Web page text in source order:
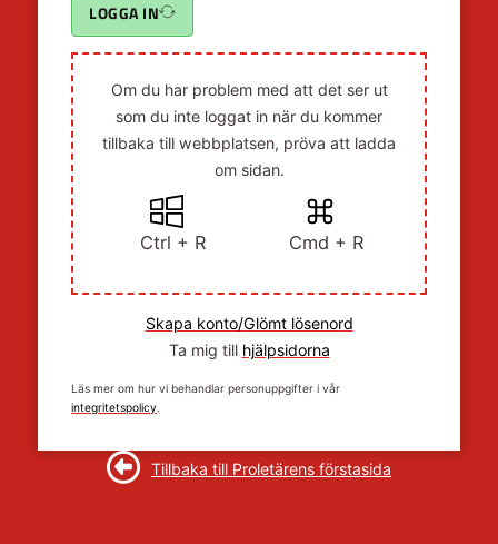
LOGGA IN
Om du har problem med att det ser ut
som du inte loggat in när du kommer
tillbaka till webbplatsen, pröva att ladda
om sidan.
Ctrl + R Cmd + R
Skapa konto/Glömt lösenord
Ta mig till hjälpsidorna
Läs mer om hur vi behandlar personuppgifter i vår
integritetspolicy.
Tillbaka till Proletärens förstasida